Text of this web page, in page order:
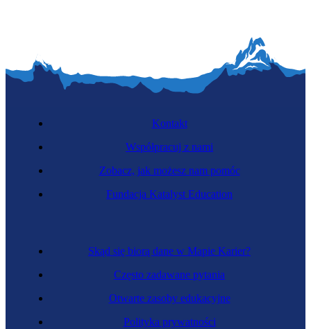
Skąd się biorą dane w Mapie Karier?
Często zadawane pytania
Otwarte zasoby edukacyjne
Polityka prywatności
Kontakt
Współpracuj z nami
Zobacz, jak możesz nam pomóc
Fundacja Katalyst Education